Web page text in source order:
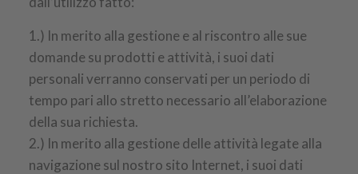
1.) In merito alla gestione e al riscontro alle sue
domande su prodotti e attività, i suoi dati
personali verranno conservati per un periodo di
tempo pari allo stretto necessario all’elaborazione
della sua richiesta.
2.) In merito alla gestione delle attività legate alla
navigazione sul nostro sito Internet, i suoi dati